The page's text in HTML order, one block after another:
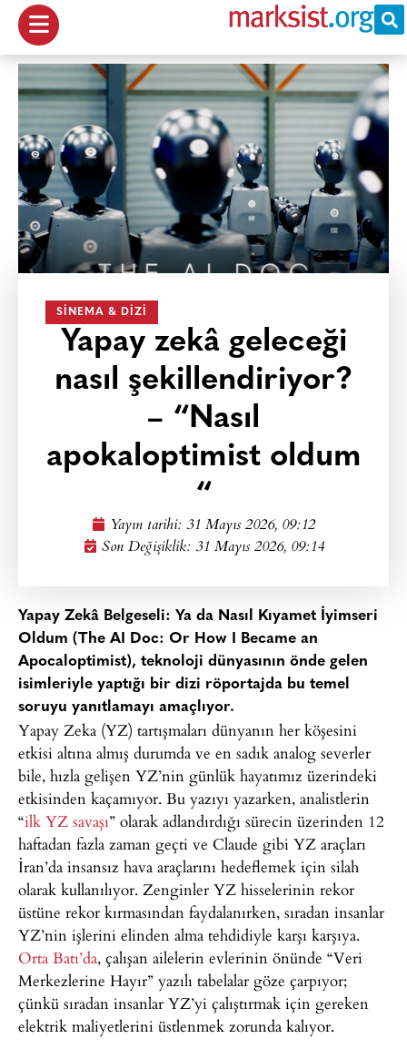
SINEMA & DIZI
Yapay zekâ geleceği
nasıl şekillendiriyor?
– “Nasıl
apokaloptimist oldum
“
Yayın tarihi: 31 Mayıs 2026, 09:12
Son Değişiklik: 31 Mayıs 2026, 09:14
Yapay Zekâ Belgeseli: Ya da Nasıl Kıyamet İyimseri
Oldum (The AI Doc: Or How I Became an
Apocaloptimist), teknoloji dünyasının önde gelen
isimleriyle yaptığı bir dizi röportajda bu temel
soruyu yanıtlamayı amaçlıyor.
Yapay Zeka (YZ) tartışmaları dünyanın her köşesini
etkisi altına almış durumda ve en sadık analog severler
bile, hızla gelişen YZ’nin günlük hayatımız üzerindeki
etkisinden kaçamıyor. Bu yazıyı yazarken, analistlerin
“ilk YZ savaşı” olarak adlandırdığı sürecin üzerinden 12
haftadan fazla zaman geçti ve Claude gibi YZ araçları
İran’da insansız hava araçlarını hedeflemek için silah
olarak kullanılıyor. Zenginler YZ hisselerinin rekor
üstüne rekor kırmasından faydalanırken, sıradan insanlar
YZ’nin işlerini elinden alma tehdidiyle karşı karşıya.
Orta Batı’da, çalışan ailelerin evlerinin önünde “Veri
Merkezlerine Hayır” yazılı tabelalar göze çarpıyor;
çünkü sıradan insanlar YZ’yi çalıştırmak için gereken
elektrik maliyetlerini üstlenmek zorunda kalıyor.